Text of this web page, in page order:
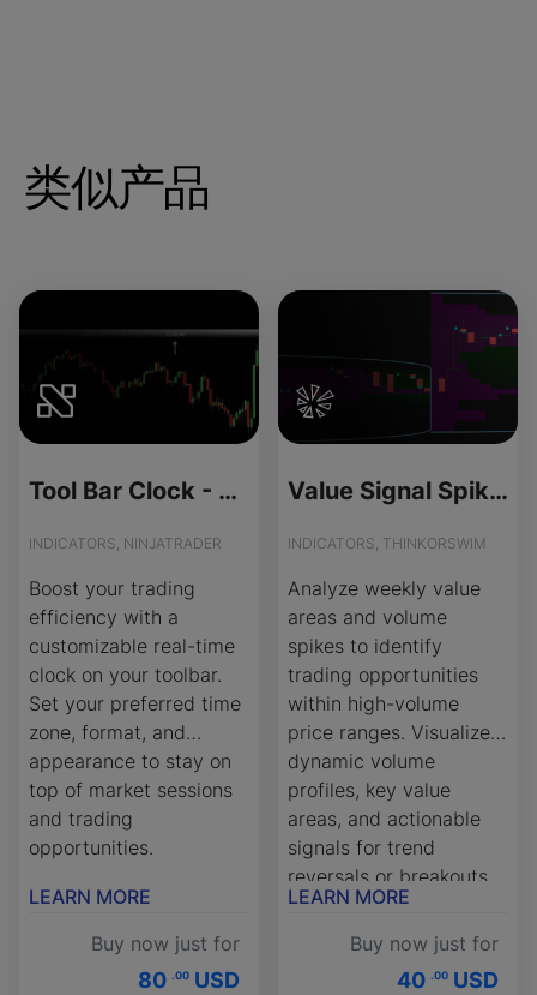
类似产品
Tool Bar Clock - License Version
INDICATORS, NINJATRADER
Boost your trading
efficiency with a
customizable real-time
clock on your toolbar.
Set your preferred time
zone, format, and
appearance to stay on
top of market sessions
and trading
opportunities.
LEARN MORE
Buy now just for
80 .00 USD
Value Signal Spike Indicator for ThinkOrSwim
INDICATORS, THINKORSWIM
Analyze weekly value
areas and volume
spikes to identify
trading opportunities
within high-volume
price ranges. Visualize
dynamic volume
profiles, key value
areas, and actionable
signals for trend
reversals or breakouts.
A reliable ThinkOrSwim
tool for volume-based
market analysis.
LEARN MORE
Buy now just for
40 .00 USD